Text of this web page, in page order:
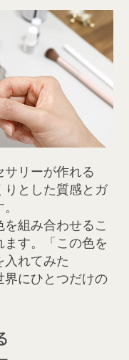
リーが作れる
りとした質感とガ
組み合わせるこ
ます。「この色を
入れてみた
にひとつだけの